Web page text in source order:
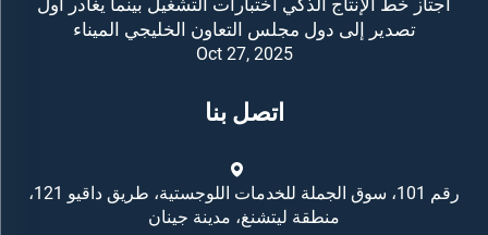
تصدير إلى دول مجلس التعاون الخليجي الميناء
Oct 27, 2025
اتصل بنا
رقم 101، سوق الجملة للخدمات اللوجستية، طريق داقيو 121،
منطقة ليتشنغ، مدينة جينان